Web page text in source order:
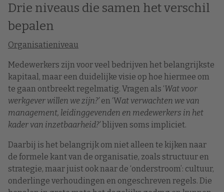
Drie niveaus die samen het verschil
bepalen
Organisatieniveau
Medewerkers zijn voor veel bedrijven het belangrijkste
kapitaal, maar een duidelijke visie op hoe hiermee om
te gaan ontbreekt regelmatig. Vragen als ‘Wat voor
werkgever willen we zijn?’en ‘Wat verwachten we van
management, leidinggevenden en medewerkers in het
kader van inzetbaarheid?’blijven soms impliciet.
Daarbij is het belangrijk om niet alleen te kijken naar
de formele kant van de organisatie, zoals structuur en
strategie, maar juist ook naar de ‘onderstroom’: cultuur,
onderlinge verhoudingen en ongeschreven regels. Die